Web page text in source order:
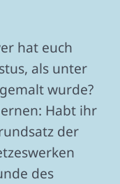
hat euch
als unter
wurde?
Habt ihr
der
des